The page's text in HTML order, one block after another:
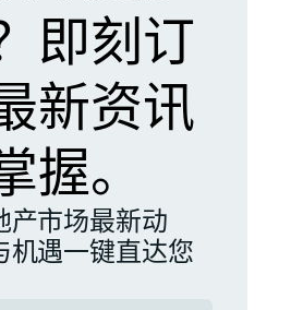
即刻订
新资讯
握。
产市场最新动
机遇一键直达您